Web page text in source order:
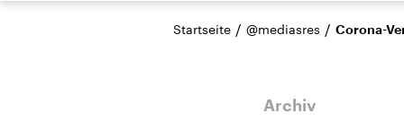
Startseite / @mediasres / Corona-
Archiv